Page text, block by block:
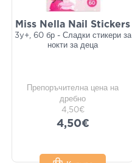
Miss Nella Nail Stickers
3y+, 60 бр - Сладки стикери за
нокти за деца
Препоръчителна цена на
дребно
4,50€
4,50€